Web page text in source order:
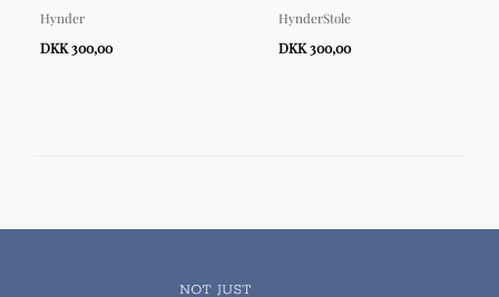
Hynder
DKK 300,00
HynderStole
DKK 300,00